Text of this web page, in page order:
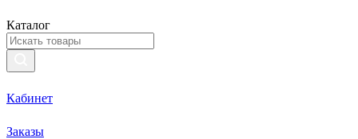
Каталог
Кабинет
Заказы